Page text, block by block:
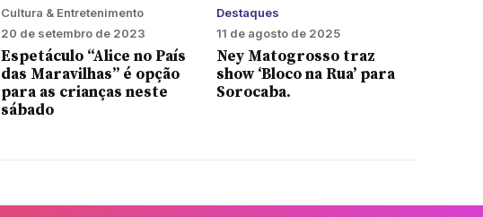
Cultura & Entretenimento
20 de setembro de 2023
Espetáculo “Alice no País
das Maravilhas” é opção
para as crianças neste
sábado
Destaques
11 de agosto de 2025
Ney Matogrosso traz
show ‘Bloco na Rua’ para
Sorocaba.